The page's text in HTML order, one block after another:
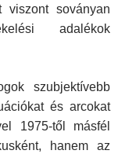
soványan
adalékok
szubjektívebb
és arcokat
1975-től másfél
hanem az